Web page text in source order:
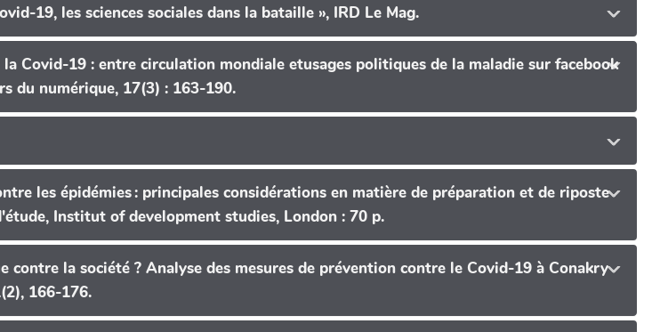
19, les sciences sociales dans la bataille », IRD Le Mag.
Covid-19 : entre circulation mondiale etusages politiques de la maladie sur facebook
du numérique, 17(3) : 163-190.
les épidémies : principales considérations en matière de préparation et de riposte
aux épidémies en Côte d’Ivoire, Rapport d'étude, Institut of development studies, London : 70 p.
contre la société ? Analyse des mesures de prévention contre le Covid-19 à Conakry
166-176.